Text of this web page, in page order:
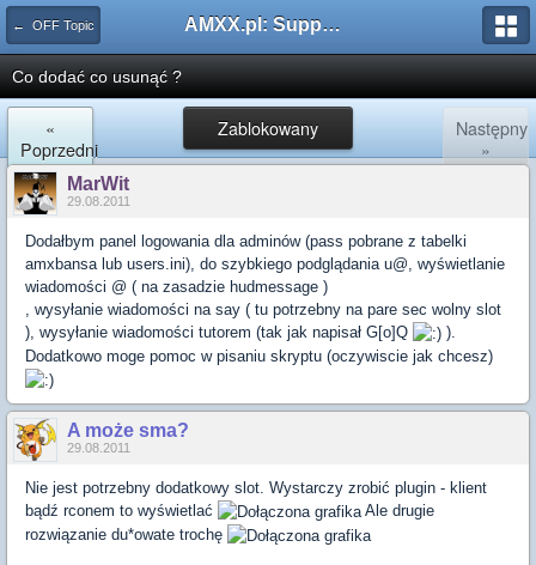
← OFF Topic AMXX.pl: Support AMX Mod X i SourceMod
Co dodać co usunąć ?
Zablokowany
«
Poprzedni
Następny
»
MarWit
29.08.2011
Dodałbym panel logowania dla adminów (pass pobrane z tabelki
amxbansa lub users.ini), do szybkiego podglądania u@, wyświetlanie
wiadomości @ ( na zasadzie hudmessage )
, wysyłanie wiadomości na say ( tu potrzebny na pare sec wolny slot
), wysyłanie wiadomości tutorem (tak jak napisał G[o]Q
).
Dodatkowo moge pomoc w pisaniu skryptu (oczywiscie jak chcesz)
A może sma?
29.08.2011
Nie jest potrzebny dodatkowy slot. Wystarczy zrobić plugin - klient
bądź rconem to wyświetlać
Ale drugie
rozwiązanie du*owate trochę